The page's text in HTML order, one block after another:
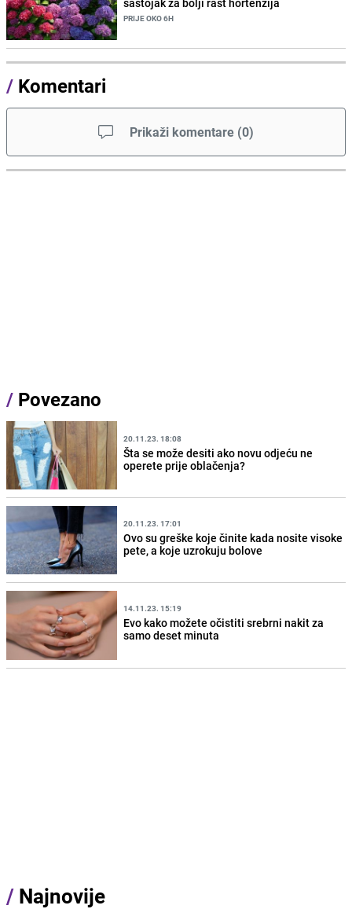
PRIJE OKO 6H
/ Komentari
Prikaži komentare (0)
/ Povezano
20.11.23. 18:08
Šta se može desiti ako novu odjeću ne
operete prije oblačenja?
20.11.23. 17:01
Ovo su greške koje činite kada nosite visoke
pete, a koje uzrokuju bolove
14.11.23. 15:19
Evo kako možete očistiti srebrni nakit za
samo deset minuta
/ Najnovije